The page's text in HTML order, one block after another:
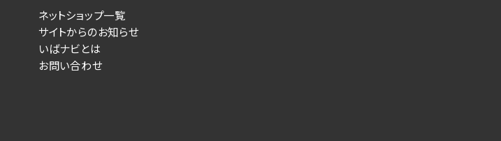
ネットショップ一覧
サイトからのお知らせ
いばナビとは
お問い合わせ